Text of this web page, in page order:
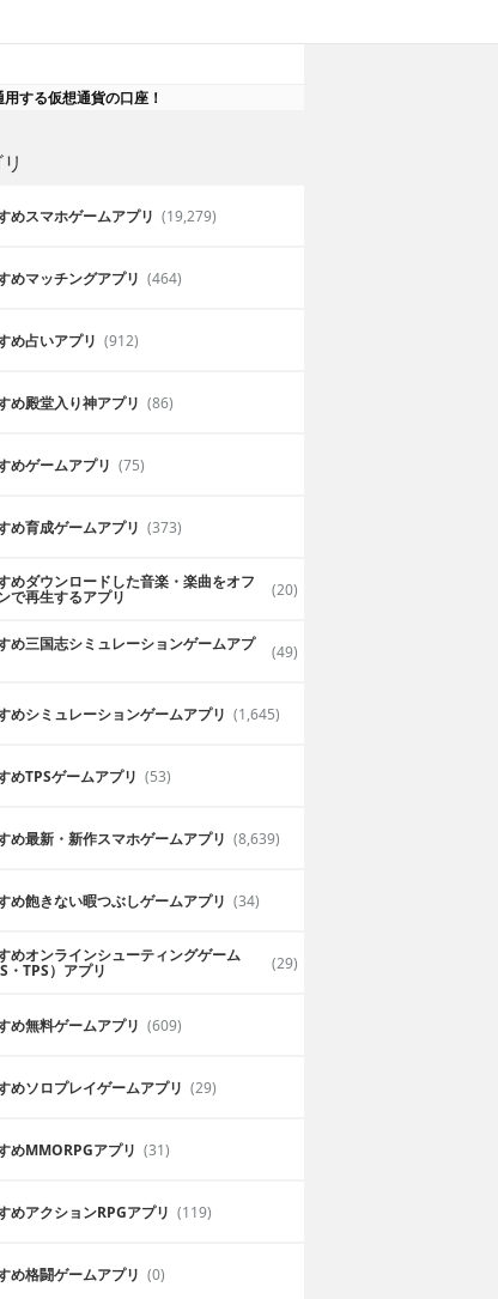
する仮想通貨の口座！
めスマホゲームアプリ (19,279)
めマッチングアプリ (464)
め占いアプリ (912)
め殿堂入り神アプリ (86)
めゲームアプリ (75)
め育成ゲームアプリ (373)
めダウンロードした音楽・楽曲をオフ
で再生するアプリ (20)
め三国志シミュレーションゲームアプ (49)
めシミュレーションゲームアプリ (1,645)
めTPSゲームアプリ (53)
め最新・新作スマホゲームアプリ (8,639)
め飽きない暇つぶしゲームアプリ (34)
めオンラインシューティングゲーム
・TPS）アプリ (29)
め無料ゲームアプリ (609)
めソロプレイゲームアプリ (29)
め MMORPGアプリ (31)
めアクションRPGアプリ (119)
め格闘ゲームアプリ (0)